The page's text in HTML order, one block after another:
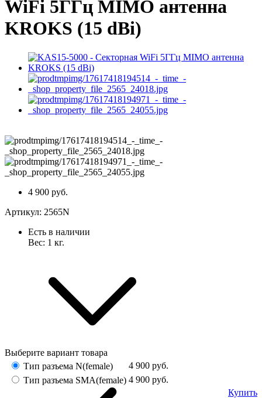
WiFi 5ГГц MIMO антенна
KROKS (15 dBi)
4 900 руб.
Артикул: 2565N
Есть в наличии
Вес: 1 кг.
Выберите вариант товара
Тип разъема N(female)
4 900 руб.
Тип разъема SMA(female) 4 900 руб.
Купить